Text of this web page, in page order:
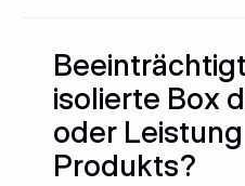
isolierte Box
oder
Produkts?